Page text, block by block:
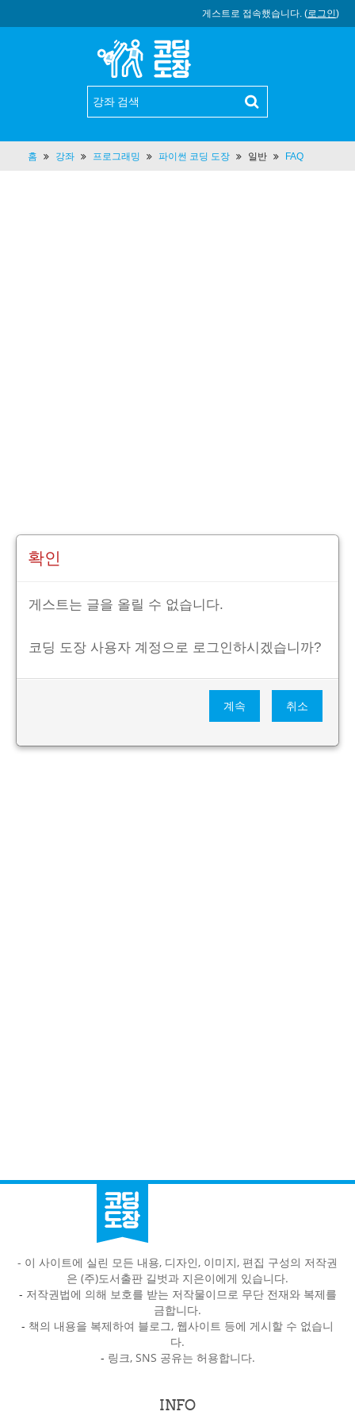
게스트로 접속했습니다. (로그인)
홈 강좌 프로그래밍 파이썬 코딩 도장 일반 FAQ
확인
게스트는 글을 올릴 수 없습니다.
코딩 도장 사용자 계정으로 로그인하시겠습니까?
- 이 사이트에 실린 모든 내용, 디자인, 이미지, 편집 구성의 저작권
은 (주)도서출판 길벗과 지은이에게 있습니다.
- 저작권법에 의해 보호를 받는 저작물이므로 무단 전재와 복제를
금합니다.
- 책의 내용을 복제하여 블로그, 웹사이트 등에 게시할 수 없습니
다.
- 링크, SNS 공유는 허용합니다.
INFO